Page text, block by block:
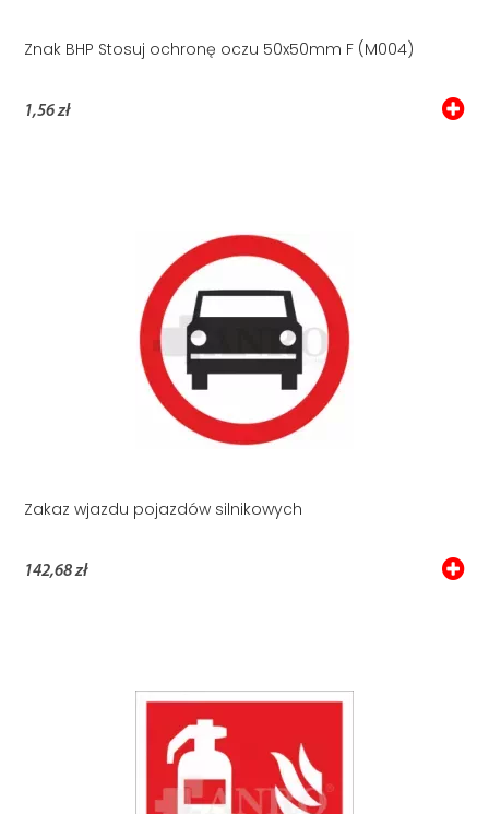
Znak BHP Stosuj ochronę oczu 50x50mm F (M004)
1,56 zł
Zakaz wjazdu pojazdów silnikowych
142,68 zł